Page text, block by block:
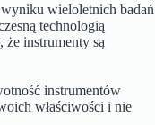
wieloletnich badań
technologią
instrumenty są
instrumentów
właściwości i nie